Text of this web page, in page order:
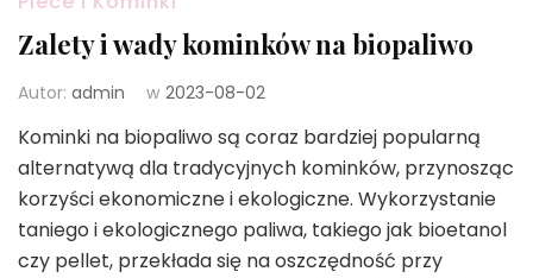
Zalety i wady kominków na biopaliwo
Autor: admin w 2023-08-02
Kominki na biopaliwo są coraz bardziej popularną
alternatywą dla tradycyjnych kominków, przynosząc
korzyści ekonomiczne i ekologiczne. Wykorzystanie
taniego i ekologicznego paliwa, takiego jak bioetanol
czy pellet, przekłada się na oszczędność przy